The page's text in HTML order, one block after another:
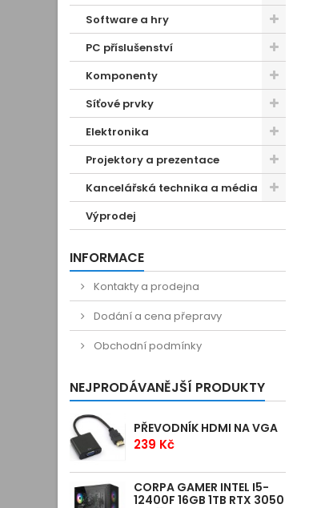
Software a hry
PC příslušenství
Komponenty
Síťové prvky
Elektronika
Projektory a prezentace
Kancelářská technika a média
Výprodej
INFORMACE
Kontakty a prodejna
Dodání a cena přepravy
Obchodní podmínky
NEJPRODÁVANĚJŠÍ PRODUKTY
PŘEVODNÍK HDMI NA VGA
239 Kč
CORPA GAMER INTEL I5-
12400F 16GB 1TB RTX 3050